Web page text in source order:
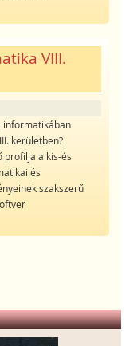
VIII.
informatikában
kerületben?
profilja a kis-és
és
szakszerű